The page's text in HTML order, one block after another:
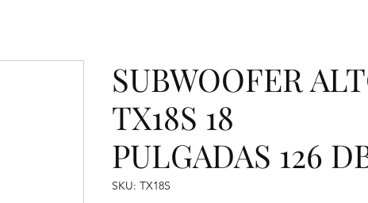
SUBWOOFER
TX18S 18
PULGADAS 126
SKU: TX18S